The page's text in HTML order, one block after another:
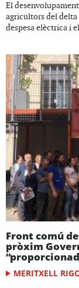
El
agricultors del
despesa elèctrica i
Front comú
pròxim
MERITXELL